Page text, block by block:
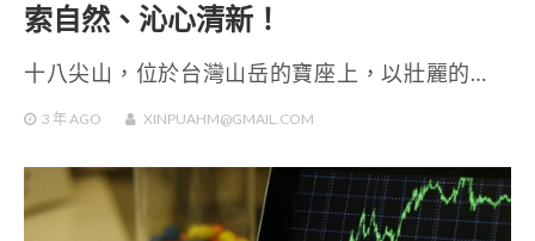
索自然、沁心清新！
十八尖山，位於台灣山岳的寶座上，以壯麗的…
3 年AGO XINPUAHM@GMAIL.COM